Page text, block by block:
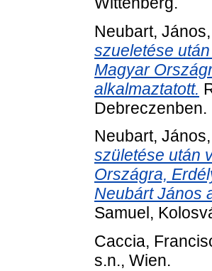
Neubart, János
szueletése
Magyar
alkalmaztatott.
Debreczenben.
Neubart, János
születése után
Országra,
Neubárt János
Samuel,
Caccia,
s.n., Wien.